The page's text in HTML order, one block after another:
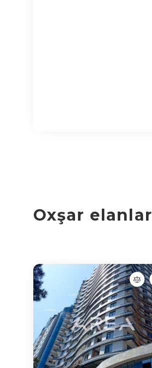
Oxşar elanlar